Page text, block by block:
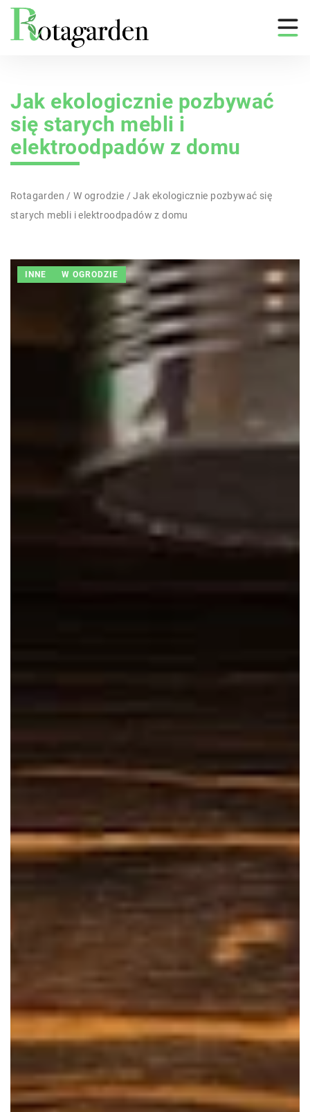
Jak ekologicznie pozbywać
się starych mebli i
elektroodpadów z domu
Rotagarden /W ogrodzie /Jak ekologicznie pozbywać się
starych mebli i elektroodpadów z domu
INNE W OGRODZIE